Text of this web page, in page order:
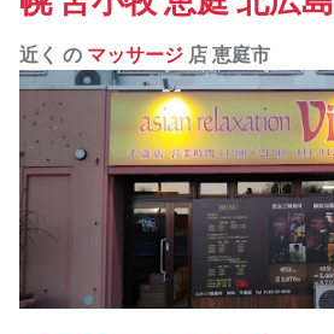
近く の マッサージ 店 恵庭市